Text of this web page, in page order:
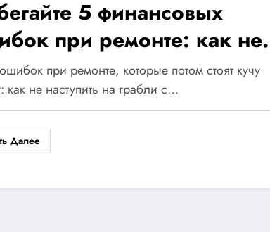
5 финансовых
при ремонте: как не
деньги и остаться в
при ремонте, которые потом стоят кучу
как не наступить на грабли с…
Далее